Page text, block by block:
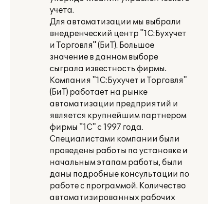
учета.
Для автоматизации мы выбрали
внедренческий центр "1С:Бухучет
и Торговля" (БиТ). Большое
значение в данном выборе
сыграла известность фирмы.
Компания "1С:Бухучет и Торговля"
(БиТ) работает на рынке
автоматизации предприятий и
является крупнейшим партнером
фирмы "1С" с 1997 года.
Специалистами компании были
проведены работы по установке и
начальным этапам работы, были
даны подробные консультации по
работе с программой. Количество
автоматизированных рабочих